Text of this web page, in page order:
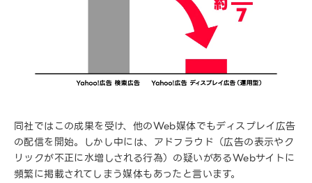
同社ではこの成果を受け、他のWeb媒体でもディスプレイ広告
の配信を開始。しかし中には、アドフラウド（広告の表示やク
リックが不正に水増しされる行為）の疑いがあるWebサイトに
頻繁に掲載されてしまう媒体もあったと言います。